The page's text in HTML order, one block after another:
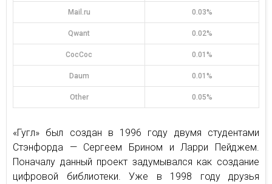
Mail.ru 0.03%
Qwant 0.02%
CocCoc 0.01%
Daum 0.01%
Other 0.05%
«Гугл» был создан в 1996 году двумя студентами
Стэнфорда — Сергеем Брином и Ларри Пейджем.
Поначалу данный проект задумывался как создание
цифровой библиотеки. Уже в 1998 году друзья